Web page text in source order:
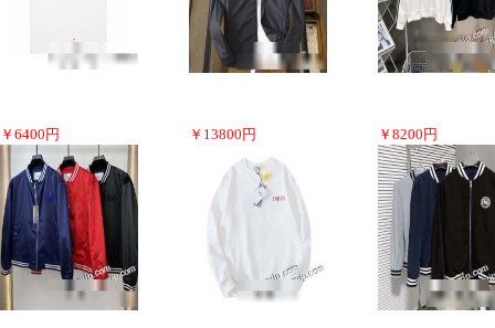
￥ 6400 円 ￥ 13800 円 ￥ 8200 円